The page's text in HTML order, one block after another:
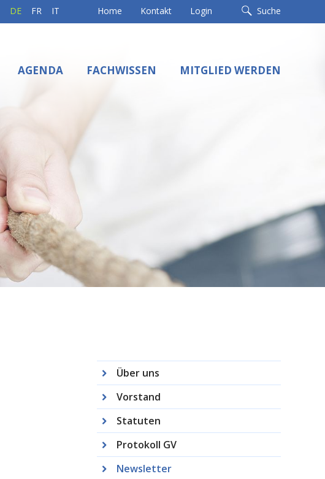
Suche
Home Kontakt Login
DE FR IT
AGENDA FACHWISSEN MITGLIED WERDEN
Über uns
Vorstand
Statuten
Protokoll GV
Newsletter